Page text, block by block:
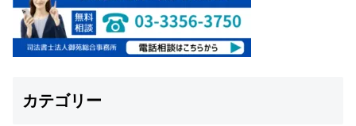
カテゴリー